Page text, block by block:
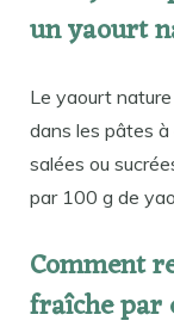
un yaourt
Le yaourt
dans les pâtes
salées ou
par 100 g de
Comment
fraîche par